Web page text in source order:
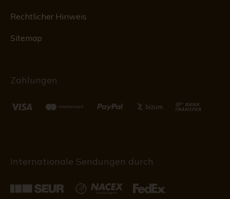
Rechtlicher Hinweis
Sitemap
Zahlungen
Internationale Sendungen durch